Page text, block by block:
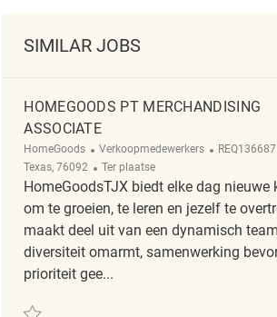
SIMILAR JOBS
HOMEGOODS PT MERCHANDISING
ASSOCIATE
HomeGoods Categorie
Verkoopmedewerkers ReqId
REQ136687
Texas, 76092
Afgelegen
Ter plaatse
HomeGoodsTJX biedt elke dag nieuwe
om te groeien, te leren en jezelf te
maakt deel uit van een dynamisch
diversiteit omarmt, samenwerking
prioriteit gee...
Redden HomeGoods PT Merchandising